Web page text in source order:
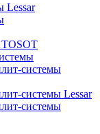
Lessar
TOSOT
системы
системы Lessar
системы